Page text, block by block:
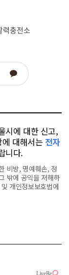
력충전소
카
시에 대한 신고,
대해서는 전자
니다.
비방, 명예훼손, 정
밖에 공익을 저해하
개인정보보호법에